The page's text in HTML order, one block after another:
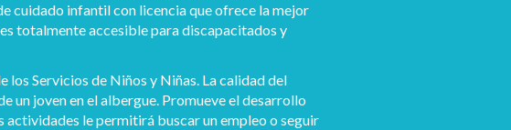
cuidado infantil con licencia que ofrece la mejor
totalmente accesible para discapacitados y
los Servicios de Niños y Niñas. La calidad del
joven en el albergue. Promueve el desarrollo
le permitirá buscar un empleo o seguir